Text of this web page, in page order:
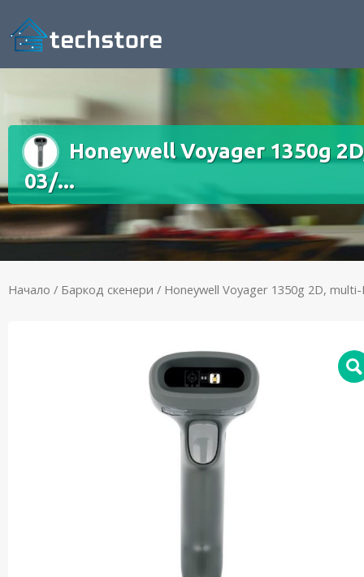
Honeywell Voyager 1350g
03/...
Начало / Баркод скенери / Honeywell Voyager 1350g 2D,